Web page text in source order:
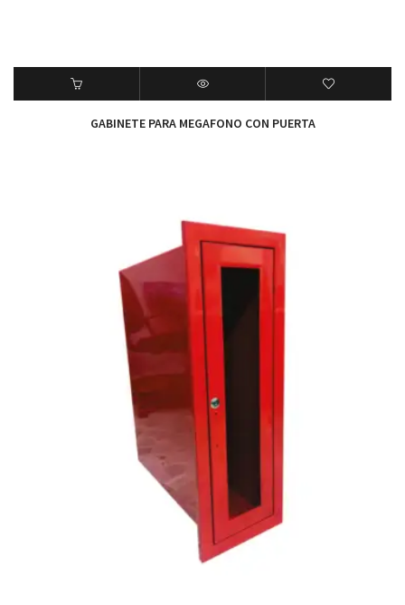
GABINETE PARA MEGAFONO CON PUERTA